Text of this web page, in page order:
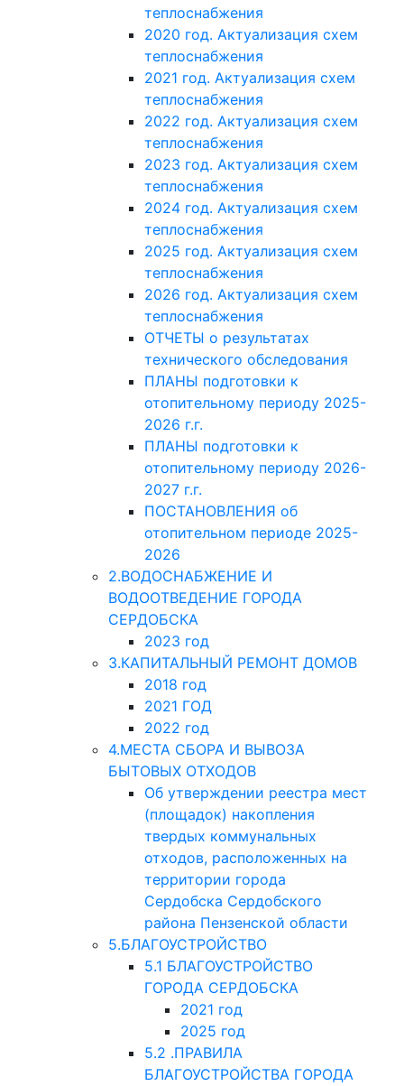
теплоснабжения
2020 год. Актуализация схем
теплоснабжения
2021 год. Актуализация схем
теплоснабжения
2022 год. Актуализация схем
теплоснабжения
2023 год. Актуализация схем
теплоснабжения
2024 год. Актуализация схем
теплоснабжения
2025 год. Актуализация схем
теплоснабжения
2026 год. Актуализация схем
теплоснабжения
ОТЧЕТЫ о результатах
технического обследования
ПЛАНЫ подготовки к
отопительному периоду 2025-
2026 г.г.
ПЛАНЫ подготовки к
отопительному периоду 2026-
2027 г.г.
ПОСТАНОВЛЕНИЯ об
отопительном периоде 2025-
2026
2.ВОДОСНАБЖЕНИЕ И
ВОДООТВЕДЕНИЕ ГОРОДА
СЕРДОБСКА
2023 год
3.КАПИТАЛЬНЫЙ РЕМОНТ ДОМОВ
2018 год
2021 ГОД
2022 год
4.МЕСТА СБОРА И ВЫВОЗА
БЫТОВЫХ ОТХОДОВ
Об утверждении реестра мест
(площадок) накопления
твердых коммунальных
отходов, расположенных на
территории города
Сердобска Сердобского
района Пензенской области
5.БЛАГОУСТРОЙСТВО
5.1 БЛАГОУСТРОЙСТВО
ГОРОДА СЕРДОБСКА
2021 год
2025 год
5.2 .ПРАВИЛА
БЛАГОУСТРОЙСТВА ГОРОДА